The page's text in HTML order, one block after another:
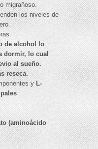
migrañoso.
los niveles de
de alcohol lo
dormir, lo cual
al sueño.
reseca.
y L-
(aminoácido